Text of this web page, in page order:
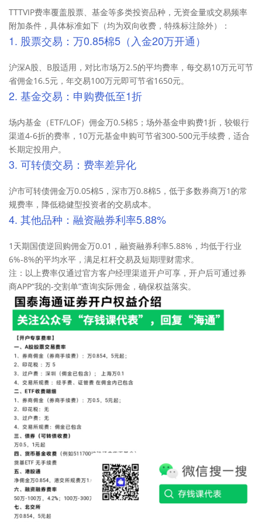
TTTVIP费率覆盖股票、基金等多类投资品种，无资金量或交易频率
附加条件，具体标准如下（均为双向收费，特殊标注除外）：
1. 股票交易：万0.85棉5（入金20万开通）
沪深A股、B股适用，对比市场万2.5的平均费率，每交易10万元可节
省佣金16.5元，年交易100万元即可节省1650元。
2. 基金交易：申购费低至1折
场内基金（ETF/LOF）佣金万0.5棉5；场外基金申购费1折，较银行
渠道4-6折的费率，10万元基金申购可节省300-500元手续费，适合
长期定投用户。
3. 可转债交易：费率差异化
沪市可转债佣金万0.05棉5，深市万0.8棉5，低于多数券商万1的常
规费率，降低稳健型投资者的交易成本。
4. 其他品种：融资融券利率5.88%
1天期国债逆回购佣金万0.01，融资融券利率5.88%，均低于行业
6%-8%的平均水平，满足杠杆交易及短期理财需求。
注：以上费率仅通过官方客户经理渠道开户可享，开户后可通过券
商APP“我的-交割单”查询实际佣金，确保权益落实。